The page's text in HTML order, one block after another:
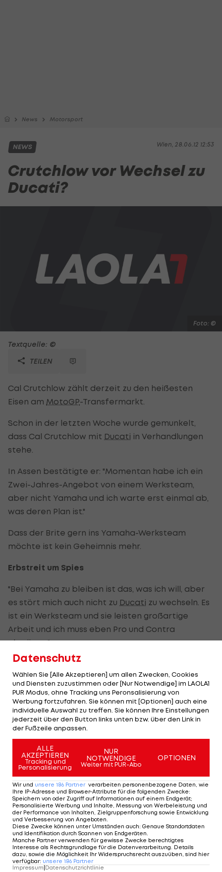
News Motorsport
Wien, 28.06.12 12:53
NEWS
Crutchlow vor Wechsel zu
Ducati?
Foto: ©
Textquelle: ©
TEILEN
Cal Crutchlow zählt derzeit zu den heißesten
Eisen am MotoGP-Transfermarkt.
Schon in der letzten Woche wurde gemunkelt,
dass Cal Crutchlow mit Ducati in Verhandlungen
stehe.
In Assen bestätigte er: "Momentan habe ich ein
Zwei-Jahres-Angebot von einem Werksteam,
aber nicht Yamaha und ich warte erst einmal ab,
was deren Plan ist."
Dass der Brite gern ins Yamaha-Werksteam
möchte ist kein Geheimnis mehr.
Erbstreit um Spies
"Bei Yamaha zu bleiben ist das, was ich will, aber
es stört mich auch nicht zu Ducati zu wechseln. Es
ist ein Werksteam und sie leisten großartige
Arbeit und ich muss eben Pro und Contra
abwägen."
"Momentan sind sie nicht schnell, aber wer sagt
denn, dass sich das nicht ändern kann", schätzte
Crutchlow ein. Zunächst einmal wird er aber noch
abwarten.
Bei Yamaha steht Ben Spies mit Saisonende vor
dem Aus. Crutchlow duelliert sich derzeit mit
seinem Tech3-Teamkollegen
die Nachfolge des US-Amerikaners.
Stoner fordert Marquez
Die zweite große Personalie in derMotoGPist das
Erbe von Casey Stoner. Seit dieser in Le Mans
bekanntgab, dass er mit dem Ende der Saison
zurücktreten wird, stellt sich die Frage nach seiner
Nachfolge imHonda-Werksteam.
Datenschutz
Wählen Sie [Alle Akzeptieren] um allen Zwecken, Cookies
und Diensten zuzustimmen oder [Nur Notwendige] im LAOLA1
PUR Modus, ohne Tracking uns Peronsalisierung von
Werbung fortzufahren. Sie können mit [Optionen] auch eine
individuelle Auswahl zu treffen. Sie können Ihre Einstellungen
jederzeit über den Button links unten bzw. über den Link in
der Fußzeile anpassen.
ALLE
AKZEPTIEREN
Tracking und
Personalisierung
NUR
NOTWENDIGE
Weiter mit PUR-Abo
OPTIONEN
Wir und unsere 186 Partner verarbeiten personenbezogene Daten, wie
Ihre IP-Adresse und Browser-Attribute für die folgenden Zwecke:
Speichern von oder Zugriff auf Informationen auf einem Endgerät;
Personalisierte Werbung und Inhalte, Messung von Werbeleistung und
der Performance von Inhalten, Zielgruppenforschung sowie Entwicklung
und Verbesserung von Angeboten
Diese Zwecke können unter Umständen auch: Genaue Standortdaten
und Identifikation durch Scannen von Endgeräten
Manche Partner verwenden für gewisse Zwecke berechtigtes
Interesse als Rechtsgrundlage für die Datenverarbeitung. Details
dazu, sowie die Möglichkeit Ihr Widerspruchsrecht auszuüben, sind hier
verfügbar: unsere 186 Partner
Impressum|Datenschutzrichtlinie